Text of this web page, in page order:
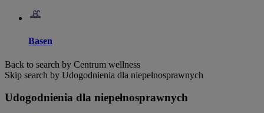
Basen
Back to search by Centrum wellness
Skip search by Udogodnienia dla niepełnosprawnych
Udogodnienia dla niepełnosprawnych